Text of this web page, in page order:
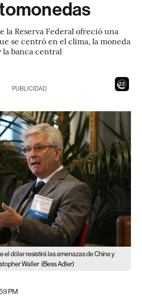
la Reserva Federal ofreció una
se centró en el clima, la moneda
la banca central
20
PUBLICIDAD
el dólar resistirá las amenazas de China y
Waller (Bess Adler)
PM